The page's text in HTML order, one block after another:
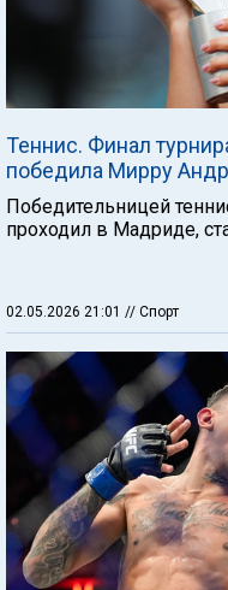
Теннис. Финал
победила Мирру
Победительницей
проходил в Мадриде,
02.05.2026 21:01 // Спорт